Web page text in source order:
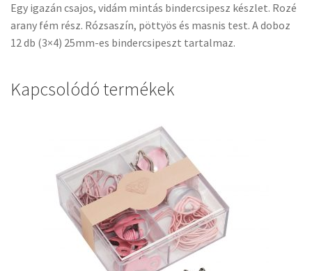
Egy igazán csajos, vidám mintás bindercsipesz készlet. Rozé
arany fém rész. Rózsaszín, pöttyös és masnis test. A doboz
12 db (3×4) 25mm-es bindercsipeszt tartalmaz.
Kapcsolódó termékek